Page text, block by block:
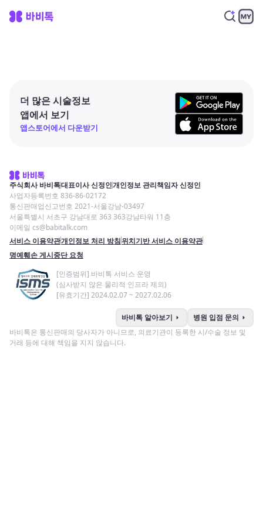
더 많은 시술정보
앱에서 보기
앱스토어에서 다운받기
주식회사 바비톡대표이사 신정인개인정보 관리책임자 신정인
사업자등록번호 836-86-02172
통신판매업신고번호 2021-서울강남-03497
서울특별시 서초구 강남대로 363 363강남타워 11층
이메일 cs@babitalk.com
서비스 이용약관개인정보 처리 방침위치기반 서비스 이용약관
명예훼손 게시중단 요청
[인증범위] 바비톡 서비스 운영
(심사받지 않은 물리적 인프라 제외)
[유효기간] 2024.02.07 ~ 2027.02.06
바비톡 알아보기 arrow_right 병원 입점 문의 arrow_right
바비톡은 통신판매의 당사자가 아니므로, 의료기관이 등록한 시/수술 정보 및
거래 등에 대해 책임을 지지 않습니다.